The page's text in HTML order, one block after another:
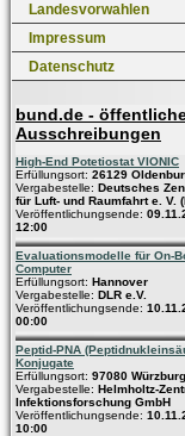
Landesvorwahlen
Impressum
Datenschutz
bund.de -
Ausschreibungen
High-End Potetiostat VIONIC
Erfüllungsort: 26129
Vergabestelle: Deutsches
für Luft- und Raumfahrt e. V.
Veröffentlichungsende:
12:00
Evaluationsmodelle für On-
Computer
Erfüllungsort: Hannover
Vergabestelle: DLR e.V.
Veröffentlichungsende:
00:00
Peptid-PNA
Konjugate
Erfüllungsort: 97080 Würzburg
Vergabestelle: Helmholtz-
Infektionsforschung GmbH
Veröffentlichungsende:
10:00